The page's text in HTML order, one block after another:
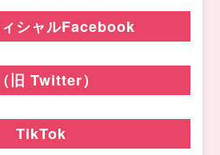
シャルFacebook
旧 Twitter）
TikTok